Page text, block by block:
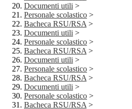
Documenti utili >
Personale scolastico >
Bacheca RSU/RSA >
Documenti utili >
Personale scolastico >
Bacheca RSU/RSA >
Documenti utili >
Personale scolastico >
Bacheca RSU/RSA >
Documenti utili >
Personale scolastico >
Bacheca RSU/RSA >